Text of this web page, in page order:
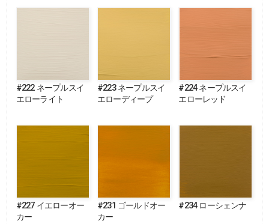
#222 ネープルスイ
エローライト
#223 ネープルスイ
エローディープ
#224 ネープルスイ
エローレッド
#227 イエローオー
カー
#231 ゴールドオー
カー
#234 ローシェンナ